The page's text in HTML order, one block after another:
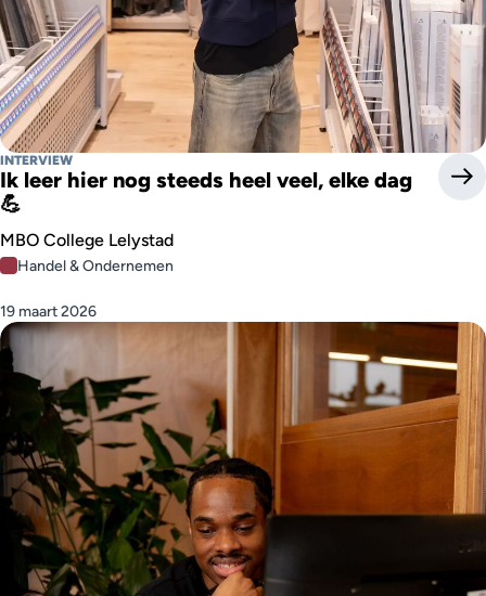
INTERVIEW
Ik leer hier nog steeds heel veel, elke dag
💪
MBO College Lelystad
Handel & Ondernemen
19 maart 2026